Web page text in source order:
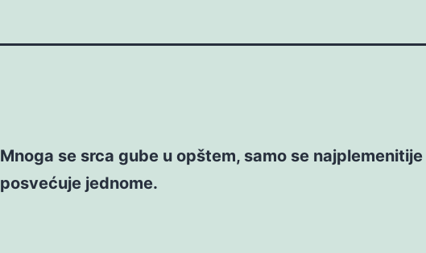
Mnoga se srca gube u opštem, samo se najplemenitije
posvećuje jednome.